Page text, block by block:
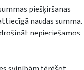
piešķiršanas
naudas summa.
nepieciešamos